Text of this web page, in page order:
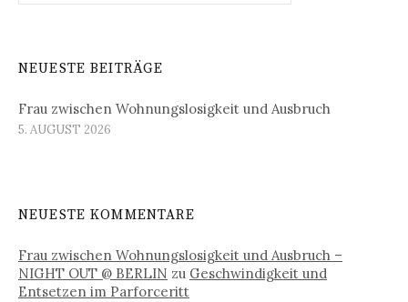
NEUESTE BEITRÄGE
Frau zwischen Wohnungslosigkeit und Ausbruch
5. AUGUST 2026
NEUESTE KOMMENTARE
Frau zwischen Wohnungslosigkeit und Ausbruch –
NIGHT OUT @ BERLIN zu Geschwindigkeit und
Entsetzen im Parforceritt